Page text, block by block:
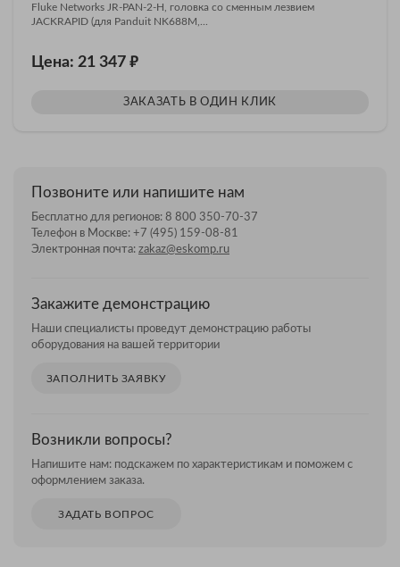
Fluke Networks JR-PAN-2-H, головка со сменным лезвием
JACKRAPID (для Panduit NK688M,...
Цена: 21 347 ₽
ЗАКАЗАТЬ В ОДИН КЛИК
Позвоните или напишите нам
Бесплатно для регионов: 8 800 350-70-37
Телефон в Москве: +7 (495) 159-08-81
Электронная почта: zakaz@eskomp.ru
Закажите демонстрацию
Наши специалисты проведут демонстрацию работы
оборудования на вашей территории
ЗАПОЛНИТЬ ЗАЯВКУ
Возникли вопросы?
Напишите нам: подскажем по характеристикам и поможем с
оформлением заказа.
ЗАДАТЬ ВОПРОС